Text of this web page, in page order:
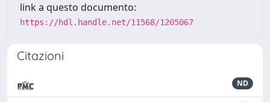
link a questo documento:
https://hdl.handle.net/11568/1205067
Citazioni
ND